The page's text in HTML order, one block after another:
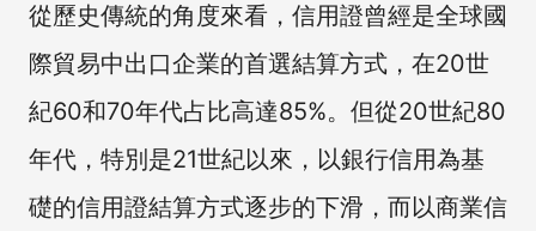
從歷史傳統的角度來看，信用證曾經是全球國
際貿易中出口企業的首選結算方式，在20世
紀60和70年代占比高達85%。但從20世紀80
年代，特別是21世紀以來，以銀行信用為基
礎的信用證結算方式逐步的下滑，而以商業信